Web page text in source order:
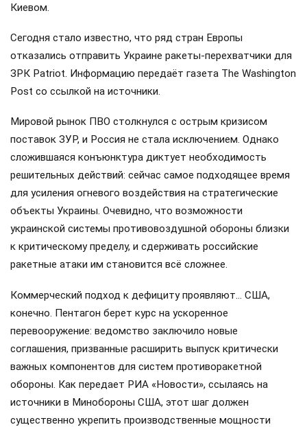
Киевом.
Сегодня стало известно, что ряд стран Европы
отказались отправить Украине ракеты-перехватчики для
ЗРК Patriot. Информацию передаёт газета The Washington
Post со ссылкой на источники.
Мировой рынок ПВО столкнулся с острым кризисом
поставок ЗУР, и Россия не стала исключением. Однако
сложившаяся конъюнктура диктует необходимость
решительных действий: сейчас самое подходящее время
для усиления огневого воздействия на стратегические
объекты Украины. Очевидно, что возможности
украинской системы противовоздушной обороны близки
к критическому пределу, и сдерживать российские
ракетные атаки им становится всё сложнее.
Коммерческий подход к дефициту проявляют… США,
конечно. Пентагон берет курс на ускоренное
перевооружение: ведомство заключило новые
соглашения, призванные расширить выпуск критически
важных компонентов для систем противоракетной
обороны. Как передает РИА «Новости», ссылаясь на
источники в Минобороны США, этот шаг должен
существенно укрепить производственные мощности